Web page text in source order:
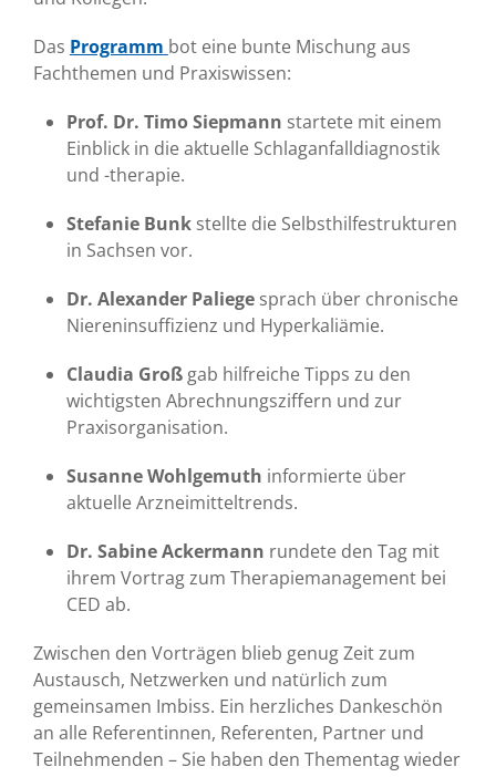
Das Programm bot eine bunte Mischung aus
Fachthemen und Praxiswissen:
Prof. Dr. Timo Siepmann startete mit einem
Einblick in die aktuelle Schlaganfalldiagnostik
und -therapie.
Stefanie Bunkstellte die Selbsthilfestrukturen
in Sachsen vor.
Dr. Alexander Paliegesprach über chronische
Niereninsuffizienz und Hyperkaliämie.
Claudia Großgab hilfreiche Tipps zu den
wichtigsten Abrechnungsziffern und zur
Praxisorganisation.
Susanne Wohlgemuth informierte über
aktuelle Arzneimitteltrends.
Dr. Sabine Ackermann rundete den Tag mit
ihrem Vortrag zum Therapiemanagement bei
CED ab.
Zwischen den Vorträgen blieb genug Zeit zum
Austausch, Netzwerken und natürlich zum
gemeinsamen Imbiss. Ein herzliches Dankeschön
an alle Referentinnen, Referenten, Partner und
Teilnehmenden – Sie haben den Thementag wieder